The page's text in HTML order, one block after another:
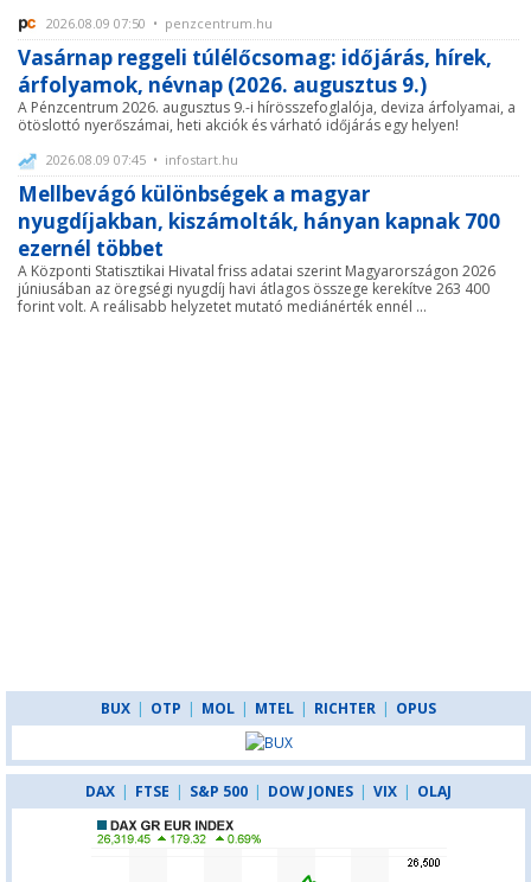
2026.08.09 07:50 • penzcentrum.hu
Vasárnap reggeli túlélőcsomag: időjárás, hírek,
árfolyamok, névnap (2026. augusztus 9.)
A Pénzcentrum 2026. augusztus 9.-i hírösszefoglalója, deviza árfolyamai, a
ötöslottó nyerőszámai, heti akciók és várható időjárás egy helyen!
2026.08.09 07:45 • infostart.hu
Mellbevágó különbségek a magyar
nyugdíjakban, kiszámolták, hányan kapnak 700
ezernél többet
A Központi Statisztikai Hivatal friss adatai szerint Magyarországon 2026
júniusában az öregségi nyugdíj havi átlagos összege kerekítve 263 400
forint volt. A reálisabb helyzetet mutató mediánérték ennél ...
BUX | OTP | MOL | MTEL | RICHTER | OPUS
DAX | FTSE | S&P 500 | DOW JONES | VIX | OLAJ